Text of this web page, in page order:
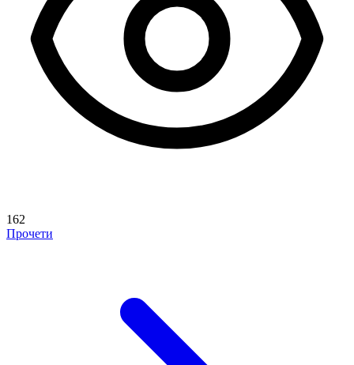
162
Прочети